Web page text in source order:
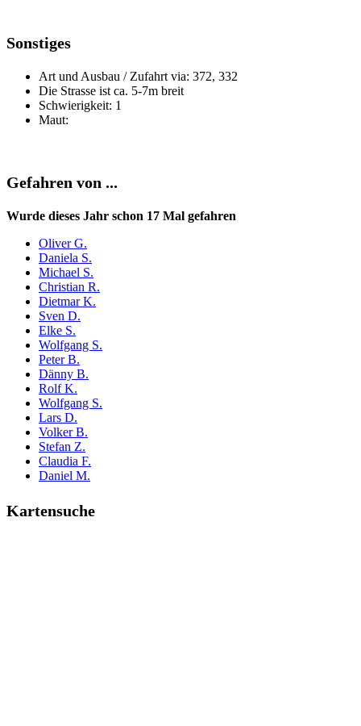
Sonstiges
Art und Ausbau / Zufahrt via: 372, 332
Die Strasse ist ca. 5-7m breit
Schwierigkeit: 1
Maut:
Gefahren von ...
Wurde dieses Jahr schon 17 Mal gefahren
Oliver G.
Daniela S.
Michael S.
Christian R.
Dietmar K.
Sven D.
Elke S.
Wolfgang S.
Peter B.
Dänny B.
Rolf K.
Wolfgang S.
Lars D.
Volker B.
Stefan Z.
Claudia F.
Daniel M.
Kartensuche